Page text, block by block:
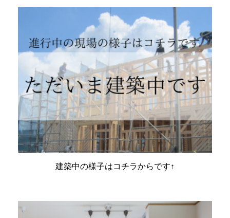
建築中の様子はコチラからです↑